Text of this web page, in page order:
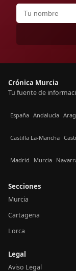
Crónica Murcia
Tu fuente de
España Andalucía
Castilla La-Mancha
Madrid Murcia
Secciones
Murcia
Cartagena
Lorca
Legal
Aviso Legal